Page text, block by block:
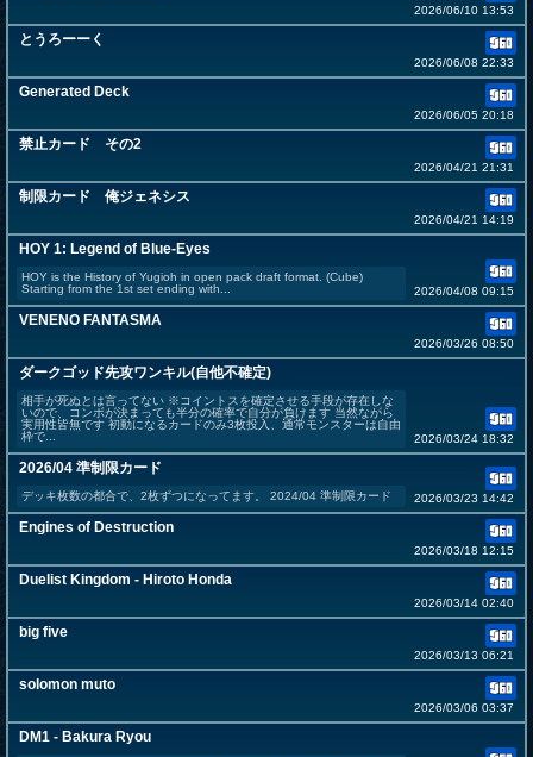
2026/06/10 13:53
とうろーーく
2026/06/08 22:33
Generated Deck
2026/06/05 20:18
禁止カード その2
2026/04/21 21:31
制限カード 俺ジェネシス
2026/04/21 14:19
HOY 1: Legend of Blue-Eyes
HOY is the History of Yugioh in open pack draft format. (Cube)
Starting from the 1st set ending with...
2026/04/08 09:15
VENENO FANTASMA
2026/03/26 08:50
ダークゴッド先攻ワンキル(自他不確定)
相手が死ぬとは言ってない ※コイントスを確定させる手段が存在しな
いので、コンボが決まっても半分の確率で自分が負けます 当然ながら
実用性皆無です 初動になるカードのみ3枚投入、通常モンスターは自由
枠で...
2026/03/24 18:32
2026/04 準制限カード
デッキ枚数の都合で、2枚ずつになってます。 2024/04 準制限カード 2026/03/23 14:42
Engines of Destruction
2026/03/18 12:15
Duelist Kingdom - Hiroto Honda
2026/03/14 02:40
big five
2026/03/13 06:21
solomon muto
2026/03/06 03:37
DM1 - Bakura Ryou